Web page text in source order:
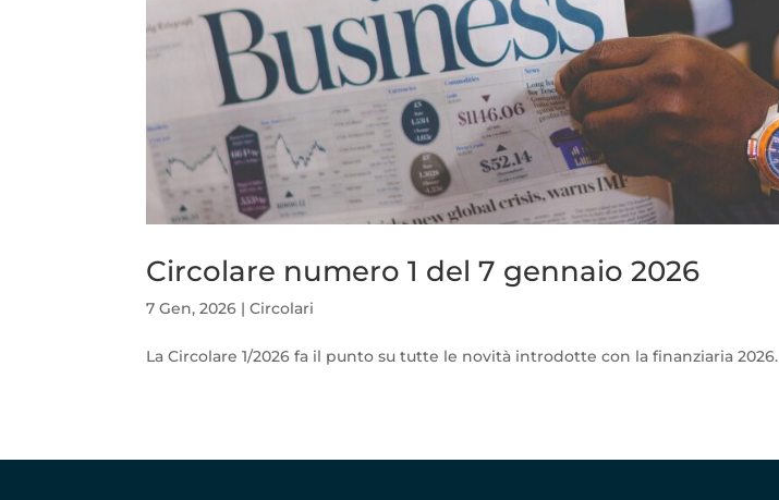
Circolare numero 1 del 7 gennaio 2026
7 Gen, 2026 |Circolari
La Circolare 1/2026 fa il punto su tutte le novità introdotte con la finanziaria 2026.